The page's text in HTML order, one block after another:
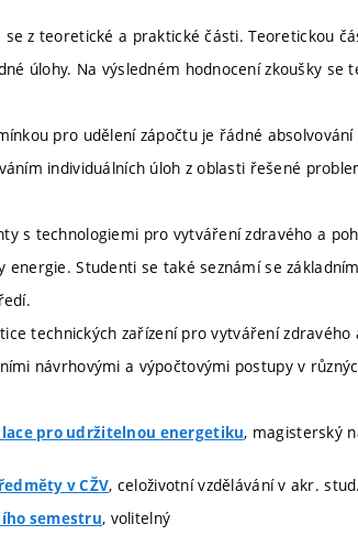
se z teoretické a praktické části. Teoretickou
úlohy. Na výsledném hodnocení zkoušky
pro udělení zápočtu je řádné
individuálních úloh z oblasti řešené
s technologiemi pro vytváření zdravého a
energie. Studenti se také seznámí se
technických zařízení pro vytváření
návrhovými a výpočtovými postupy v
pro udržitelnou energetiku, magisterský
v CŽV, celoživotní vzdělávání v akr.
semestru, volitelný